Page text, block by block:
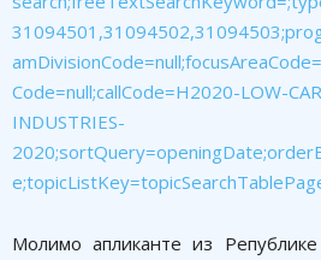
Code=null;callCode=H2020-LOW-
INDUSTRIES-
Молимо апликанте из